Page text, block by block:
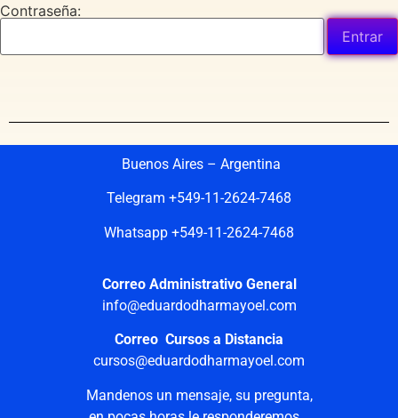
Contraseña:
Buenos Aires – Argentina
Telegram +549-11-2624-7468
Whatsapp +549-11-2624-7468
Correo Administrativo General
info@eduardodharmayoel.com
Correo Cursos a Distancia
cursos@eduardodharmayoel.com
Mandenos un mensaje, su pregunta,